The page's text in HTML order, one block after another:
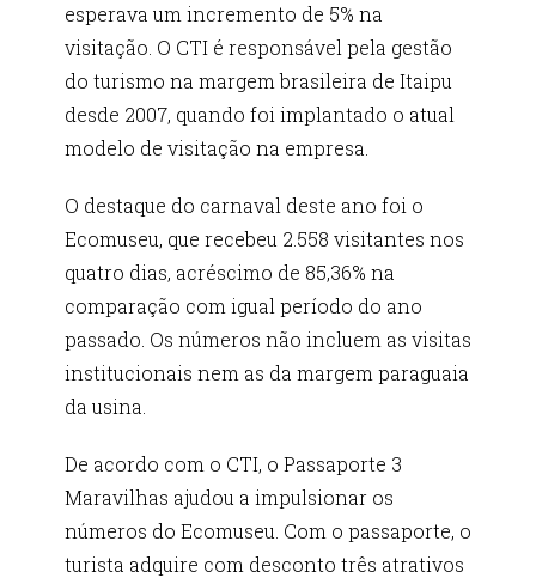
esperava um incremento de 5% na
visitação. O CTI é responsável pela gestão
do turismo na margem brasileira de Itaipu
desde 2007, quando foi implantado o atual
modelo de visitação na empresa.
O destaque do carnaval deste ano foi o
Ecomuseu, que recebeu 2.558 visitantes nos
quatro dias, acréscimo de 85,36% na
comparação com igual período do ano
passado. Os números não incluem as visitas
institucionais nem as da margem paraguaia
da usina.
De acordo com o CTI, o Passaporte 3
Maravilhas ajudou a impulsionar os
números do Ecomuseu. Com o passaporte, o
turista adquire com desconto três atrativos